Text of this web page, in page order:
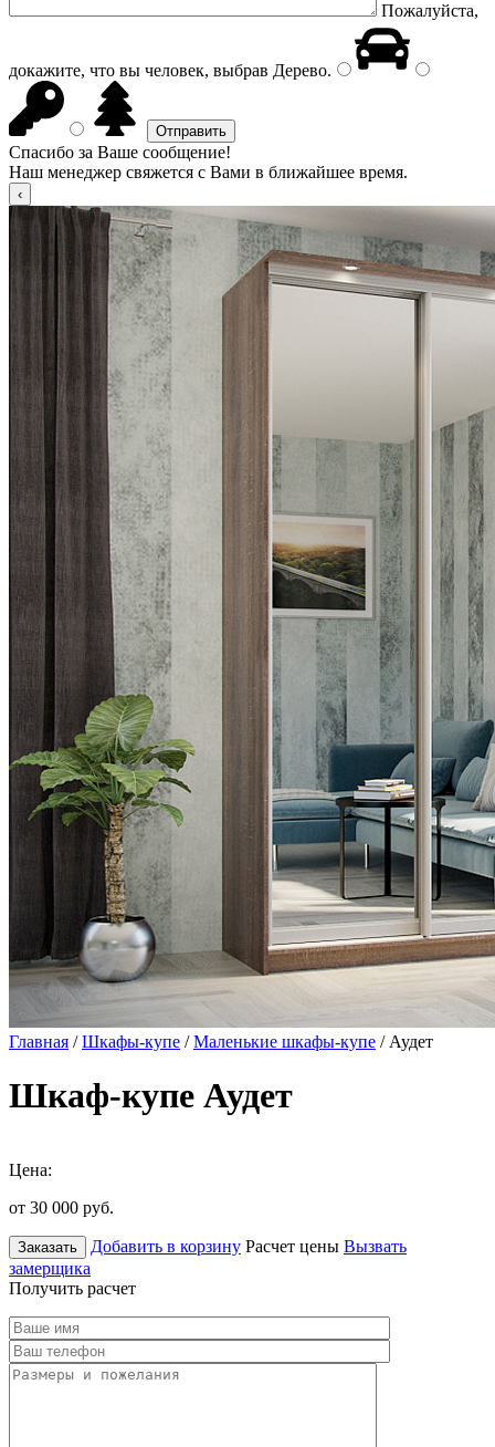
Пожалуйста,
докажите, что вы человек, выбрав Дерево.
Спасибо за Ваше сообщение!
Наш менеджер свяжется с Вами в ближайшее время.
Главная /Шкафы-купе /Маленькие шкафы-купе / Аудет
Шкаф-купе Аудет
Цена:
от 30 000 руб.
Заказать Добавить в корзину Расчет цены Вызвать
замерщика
Получить расчет